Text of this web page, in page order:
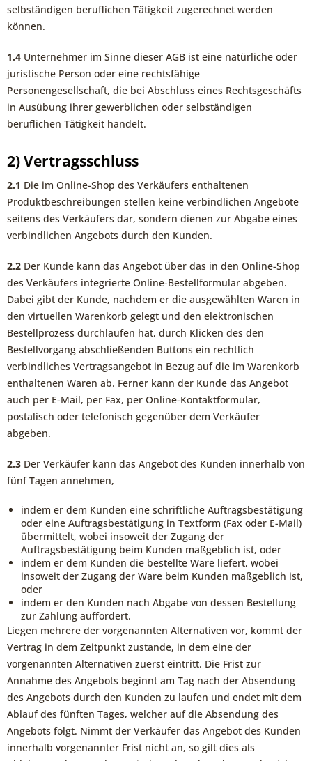
selbständigen beruflichen Tätigkeit zugerechnet werden
können.
1.4 Unternehmer im Sinne dieser AGB ist eine natürliche oder
juristische Person oder eine rechtsfähige
Personengesellschaft, die bei Abschluss eines Rechtsgeschäfts
in Ausübung ihrer gewerblichen oder selbständigen
beruflichen Tätigkeit handelt.
2) Vertragsschluss
2.1 Die im Online-Shop des Verkäufers enthaltenen
Produktbeschreibungen stellen keine verbindlichen Angebote
seitens des Verkäufers dar, sondern dienen zur Abgabe eines
verbindlichen Angebots durch den Kunden.
2.2 Der Kunde kann das Angebot über das in den Online-Shop
des Verkäufers integrierte Online-Bestellformular abgeben.
Dabei gibt der Kunde, nachdem er die ausgewählten Waren in
den virtuellen Warenkorb gelegt und den elektronischen
Bestellprozess durchlaufen hat, durch Klicken des den
Bestellvorgang abschließenden Buttons ein rechtlich
verbindliches Vertragsangebot in Bezug auf die im Warenkorb
enthaltenen Waren ab. Ferner kann der Kunde das Angebot
auch per E-Mail, per Fax, per Online-Kontaktformular,
postalisch oder telefonisch gegenüber dem Verkäufer
abgeben.
2.3 Der Verkäufer kann das Angebot des Kunden innerhalb von
fünf Tagen annehmen,
indem er dem Kunden eine schriftliche Auftragsbestätigung
oder eine Auftragsbestätigung in Textform (Fax oder E-Mail)
übermittelt, wobei insoweit der Zugang der
Auftragsbestätigung beim Kunden maßgeblich ist, oder
indem er dem Kunden die bestellte Ware liefert, wobei
insoweit der Zugang der Ware beim Kunden maßgeblich ist,
oder
indem er den Kunden nach Abgabe von dessen Bestellung
zur Zahlung auffordert.
Liegen mehrere der vorgenannten Alternativen vor, kommt der
Vertrag in dem Zeitpunkt zustande, in dem eine der
vorgenannten Alternativen zuerst eintritt. Die Frist zur
Annahme des Angebots beginnt am Tag nach der Absendung
des Angebots durch den Kunden zu laufen und endet mit dem
Ablauf des fünften Tages, welcher auf die Absendung des
Angebots folgt. Nimmt der Verkäufer das Angebot des Kunden
innerhalb vorgenannter Frist nicht an, so gilt dies als